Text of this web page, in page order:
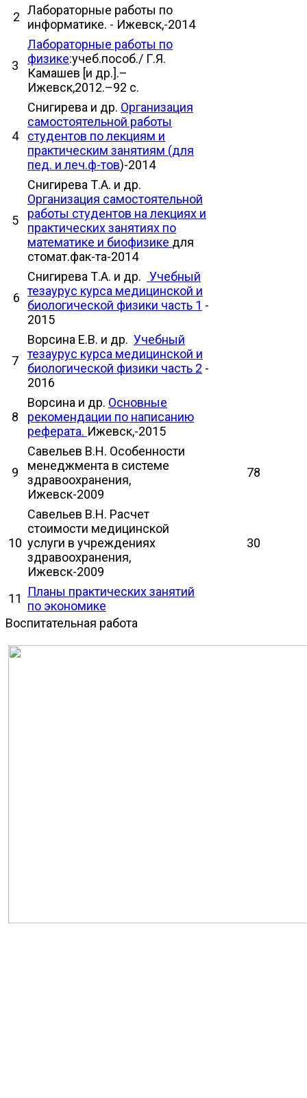
2 Лабораторные работы по
информатике. - Ижевск,-2014
3
Лабораторные работы по
физике:учеб.пособ./ Г.Я.
Камашев [и др.].–
Ижевск,2012.–92 с.
4
Снигирева и др. Организация
самостоятельной работы
студентов по лекциям и
практическим занятиям (для
пед. и леч.ф-тов)-2014
5
Снигирева Т.А. и др.
Организация самостоятельной
работы студентов на лекциях и
практических занятиях по
математике и биофизике для
стомат.фак-та-2014
6
Снигирева Т.А. и др.
Учебный
тезаурус курса медицинской и
биологической физики часть 1 -
2015
7
Ворсина Е.В. и др. Учебный
тезаурус курса медицинской и
биологической физики часть 2 -
2016
8
Ворсина и др. Основные
рекомендации по написанию
реферата. Ижевск,-2015
9
Савельев В.Н. Особенности
менеджмента в системе
здравоохранения,
Ижевск-2009
78
10
Савельев В.Н. Расчет
стоимости медицинской
услуги в учреждениях
здравоохранения,
Ижевск-2009
30
11
Планы практических занятий
по экономике
Воспитательная работа